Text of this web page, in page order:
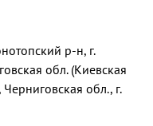
р-н, г.
обл. (Киевская
обл., г.